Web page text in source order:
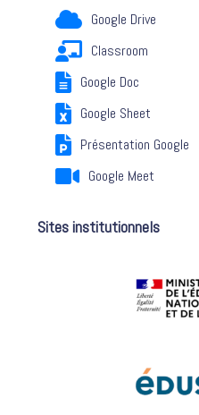
Google Drive
Classroom
Google Doc
Google Sheet
Présentation Google
Google Meet
Sites institutionnels